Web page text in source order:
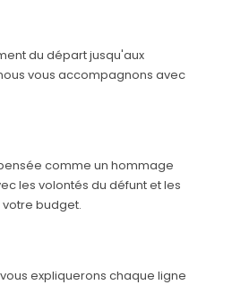
du départ jusqu'aux
vous accompagnons avec
comme un hommage
les volontés du défunt et les
budget.
expliquerons chaque ligne